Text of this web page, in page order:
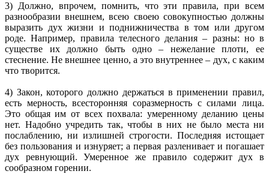
3) Должно, впрочем, помнить, что эти правила, при всем
разнообразии внешнем, всею своею совокупностью должны
выразить дух жизни и поднижничества в том или другом
роде. Например, правила телесного делания – разны: но в
существе их должно быть одно – нежелание плоти, ее
стеснение. Не внешнее ценно, а это внутреннее – дух, с каким
что творится.
4) Закон, которого должно держаться в применении правил,
есть мерность, всесторонняя соразмерность с силами лица.
Это общая им от всех похвала: умеренному деланию цены
нет. Надобно учредить так, чтобы в них не было места ни
послаблению, ни излишней строгости. Последняя истощает
без пользования и изнуряет; а первая разленивает и погашает
дух ревнующий. Умеренное же правило содержит дух в
сообразном горении.